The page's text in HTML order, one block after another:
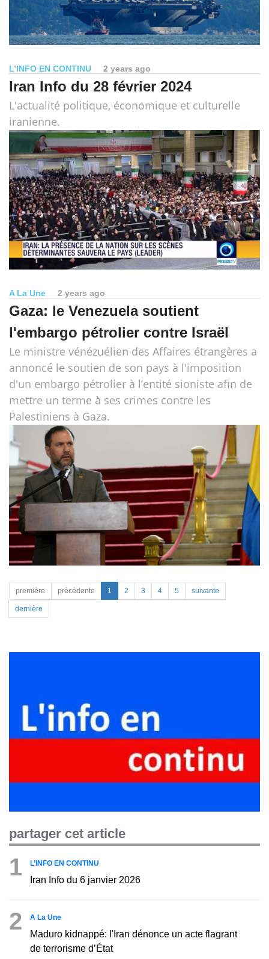
L’INFO EN CONTINU 2 years ago
Iran Info du 28 février 2024
L'actualité politique, économique et culturelle
iranienne.
A La Une 2 years ago
Gaza: le Venezuela soutient
l'embargo pétrolier contre Israël
Le ministre vénézuélien des Affaires étrangères a
annoncé le soutien de son pays à l'imposition
d'un embargo pétrolier à l’entité sioniste afin de
mettre un terme à ses crimes contre les
Palestiniens à Gaza.
première précédente 1 2 3 4 5 suivante
dernière
partager cet article
1 L’INFO EN CONTINU
Iran Info du 6 janvier 2026
2 A La Une
Maduro kidnappé: l'Iran dénonce un acte flagrant
de terrorisme d’État